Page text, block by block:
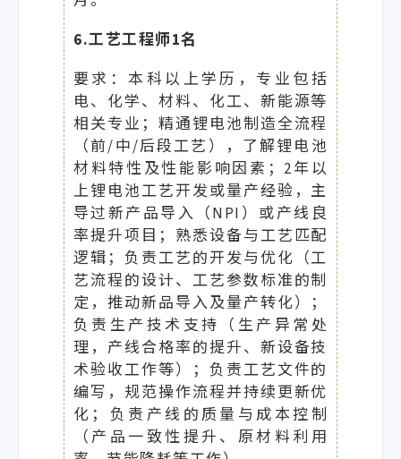
6.工艺工程师1名
要求：本科以上学历，专业包括
电、化学、材料、化工、新能源等
相关专业；精通锂电池制造全流程
（前/中/后段工艺），了解锂电池
材料特性及性能影响因素；2年以
上锂电池工艺开发或量产经验，主
导过新产品导入（NPI）或产线良
率提升项目；熟悉设备与工艺匹配
逻辑；负责工艺的开发与优化（工
艺流程的设计、工艺参数标准的制
定，推动新品导入及量产转化）；
负责生产技术支持（生产异常处
理，产线合格率的提升、新设备技
术验收工作等）；负责工艺文件的
编写，规范操作流程并持续更新优
化；负责产线的质量与成本控制
（产品一致性提升、原材料利用